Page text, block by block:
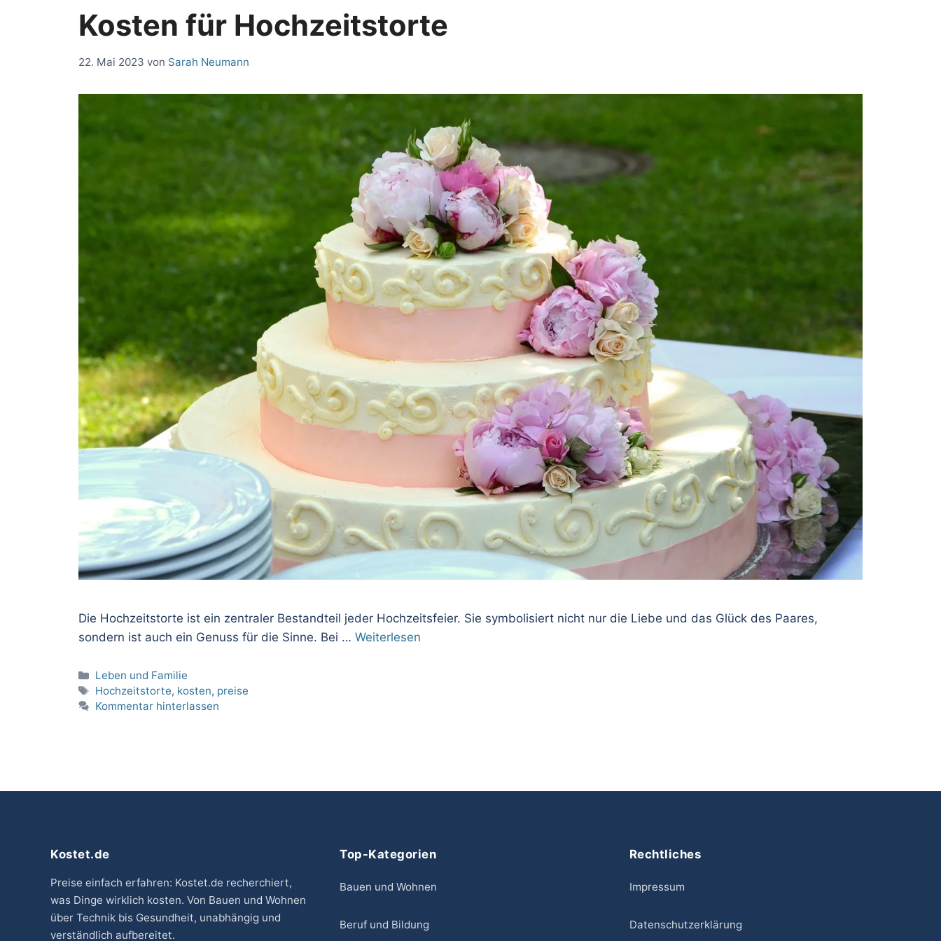
Kosten für Hochzeitstorte
22. Mai 2023 von Sarah Neumann
Die Hochzeitstorte ist ein zentraler Bestandteil jeder Hochzeitsfeier. Sie symbolisiert nicht nur die Liebe und das Glück des Paares,
sondern ist auch ein Genuss für die Sinne. Bei … Weiterlesen
Kategorien
Leben und Familie
Schlagwörter
Hochzeitstorte, kosten, preise
Kommentar hinterlassen
Kostet.de
Preise einfach erfahren: Kostet.de recherchiert,
was Dinge wirklich kosten. Von Bauen und Wohnen
über Technik bis Gesundheit, unabhängig und
verständlich aufbereitet.
Top-Kategorien
Bauen und Wohnen
Beruf und Bildung
Rechtliches
Impressum
Datenschutzerklärung